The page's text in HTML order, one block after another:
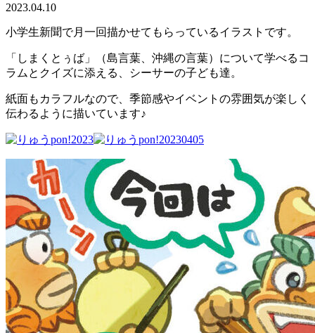
2023.04.10
小学生新聞で月一回描かせてもらっているイラストです。
「しまくとぅば」（島言葉、沖縄の言葉）について学べるコ
ラムとクイズに添える、シーサーの子ども達。
紙面もカラフルなので、季節感やイベントの雰囲気が楽しく
伝わるように描いています♪